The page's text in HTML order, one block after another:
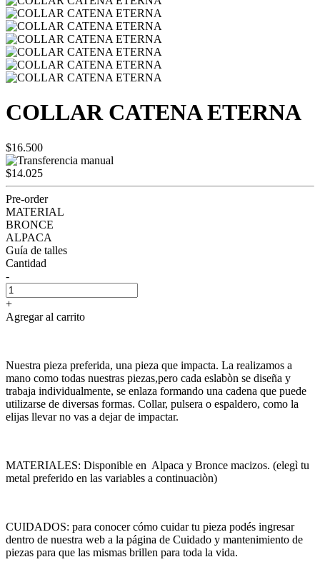
COLLAR CATENA ETERNA
$16.500
$14.025
Pre-order
MATERIAL
BRONCE
ALPACA
Guía de talles
Cantidad
-
+
Agregar al carrito
Nuestra pieza preferida, una pieza que impacta. La realizamos a
mano como todas nuestras piezas,pero cada eslabòn se diseña y
trabaja individualmente, se enlaza formando una cadena que puede
utilizarse de diversas formas. Collar, pulsera o espaldero, como la
elijas llevar no vas a dejar de impactar.
MATERIALES: Disponible en Alpaca y Bronce macizos. (elegì tu
metal preferido en las variables a continuaciòn)
CUIDADOS: para conocer cómo cuidar tu pieza podés ingresar
dentro de nuestra web a la página de Cuidado y mantenimiento de
piezas para que las mismas brillen para toda la vida.